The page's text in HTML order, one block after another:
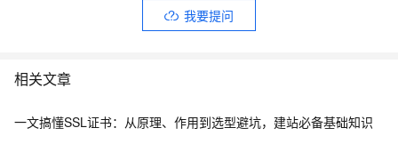
我要提问
相关文章
一文搞懂SSL证书：从原理、作用到选型避坑，建站必备基础知识